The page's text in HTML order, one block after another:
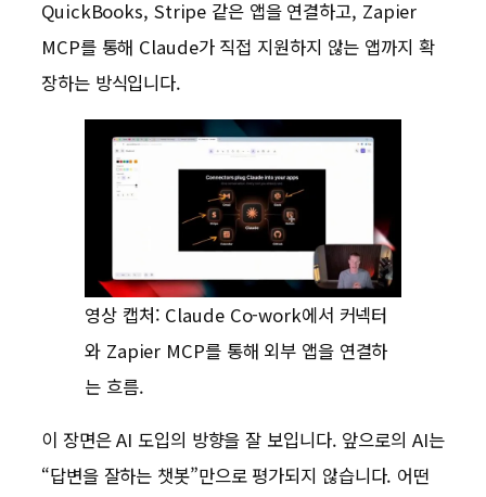
QuickBooks, Stripe 같은 앱을 연결하고, Zapier
MCP를 통해 Claude가 직접 지원하지 않는 앱까지 확
장하는 방식입니다.
영상 캡처: Claude Co-work에서 커넥터
와 Zapier MCP를 통해 외부 앱을 연결하
는 흐름.
이 장면은 AI 도입의 방향을 잘 보입니다. 앞으로의 AI는
“답변을 잘하는 챗봇”만으로 평가되지 않습니다. 어떤